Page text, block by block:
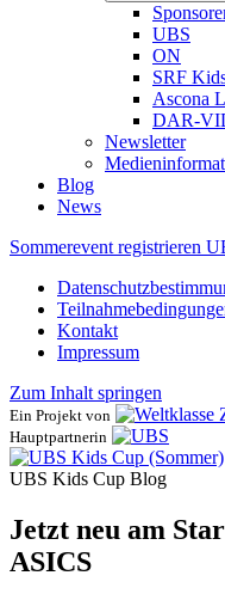
UBS
ON
SRF
Ascona
DAR-
Newsletter
Blog
News
Sommerevent registrieren
Kontakt
Impressum
Zum Inhalt springen
Ein Projekt von
Hauptpartnerin
UBS Kids Cup Blog
Jetzt neu am
ASICS